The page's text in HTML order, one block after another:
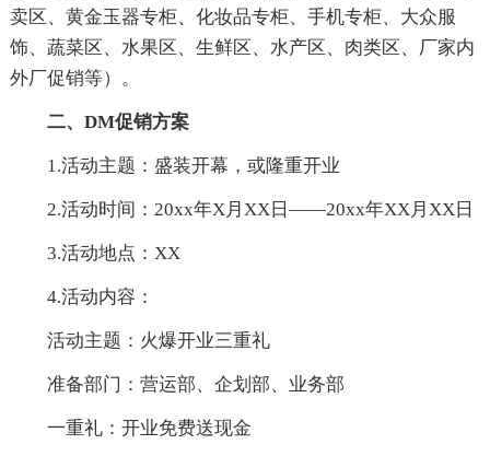
卖区、黄金玉器专柜、化妆品专柜、手机专柜、大众服
饰、蔬菜区、水果区、生鲜区、水产区、肉类区、厂家内
外厂促销等）。
二、DM促销方案
1.活动主题：盛装开幕，或隆重开业
2.活动时间：20xx年X月XX日——20xx年XX月XX日
3.活动地点：XX
4.活动内容：
活动主题：火爆开业三重礼
准备部门：营运部、企划部、业务部
一重礼：开业免费送现金